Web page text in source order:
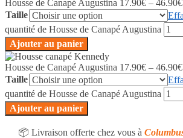
Housse de Canapé Augustina 17.90€ – 46.90€
Taille
quantité de Housse de Canapé Augustina
Ajouter au panier
Housse de Canapé Augustina 17.90€ – 46.90€
Taille
quantité de Housse de Canapé Augustina
Ajouter au panier
📦 Livraison offerte chez vous à